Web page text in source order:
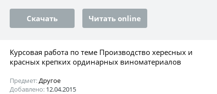
Скачать Читать online
Курсовая работа по теме Производство хересных и
красных крепких ординарных виноматериалов
Предмет:Другое
Добавлено: 12.04.2015